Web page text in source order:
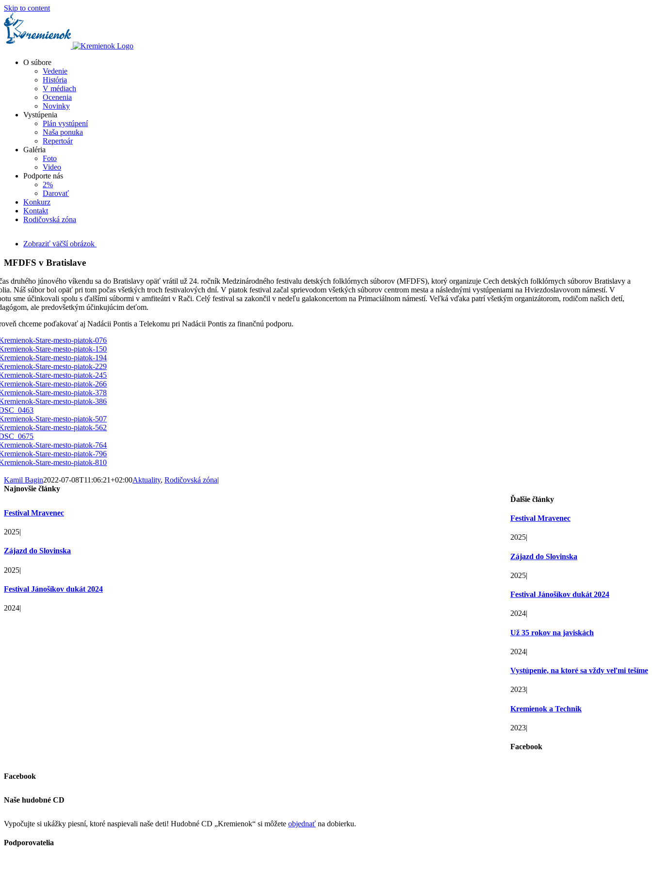
Skip to content
O súbore
Vedenie
História
V médiach
Ocenenia
Novinky
Vystúpenia
Plán vystúpení
Naša ponuka
Repertoár
Galéria
Foto
Video
Podporte nás
2%
Darovať
Konkurz
Kontakt
Rodičovská zóna
Zobraziť väčší obrázok
MFDFS v Bratislave
druhého júnového víkendu sa do Bratislavy opäť vrátil už 24. ročník Medzinárodného festivalu detských folklórnych súborov (MFDFS), ktorý organizuje Cech detských folklórnych súborov Bratislavy a
Náš súbor bol opäť pri tom počas všetkých troch festivalových dní. V piatok festival začal sprievodom všetkých súborov centrom mesta a následnými vystúpeniami na Hviezdoslavovom námestí. V
sme účinkovali spolu s ďalšími súbormi v amfiteátri v Rači. Celý festival sa zakončil v nedeľu galakoncertom na Primaciálnom námestí. Veľká vďaka patrí všetkým organizátorom, rodičom našich detí,
ale predovšetkým účinkujúcim deťom.
chceme poďakovať aj Nadácii Pontis a Telekomu pri Nadácii Pontis za finančnú podporu.
Kamil Bagin2022-07-08T11:06:21+02:00Aktuality, Rodičovská zóna|
Ďalšie články
Festival Mravenec
2025|
Zájazd do Slovinska
2025|
Festival Jánošíkov dukát 2024
2024|
Už 35 rokov na javiskách
2024|
Vystúpenie, na ktoré sa vždy veľmi tešíme
2023|
Kremienok a Technik
2023|
Facebook
Najnovšie články
Festival Mravenec
2025|
Zájazd do Slovinska
2025|
Festival Jánošíkov dukát 2024
2024|
Facebook
Naše hudobné CD
Vypočujte si ukážky piesní, ktoré naspievali naše deti! Hudobné CD „Kremienok“ si môžete objednať na dobierku.
Podporovatelia